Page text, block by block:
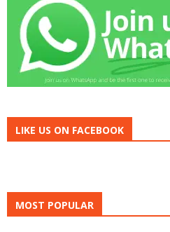
LIKE US ON FACEBOOK
MOST POPULAR